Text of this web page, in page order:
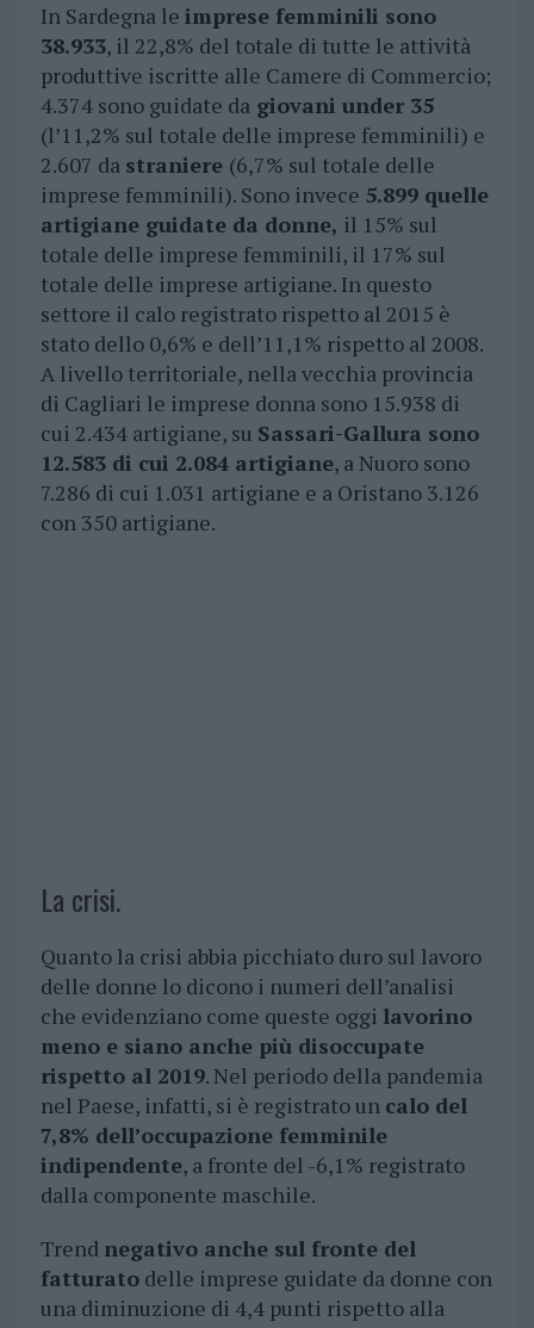
In Sardegna le imprese femminili sono
38.933, il 22,8% del totale di tutte le attività
produttive iscritte alle Camere di Commercio;
4.374 sono guidate dagiovani under 35
(l’11,2% sul totale delle imprese femminili) e
2.607 da straniere (6,7% sul totale delle
imprese femminili). Sono invece 5.899 quelle
artigiane guidate da donne, il 15% sul
totale delle imprese femminili, il 17% sul
totale delle imprese artigiane. In questo
settore il calo registrato rispetto al 2015 è
stato dello 0,6% e dell’11,1% rispetto al 2008.
A livello territoriale, nella vecchia provincia
di Cagliari le imprese donna sono 15.938 di
cui 2.434 artigiane, su Sassari-Gallura sono
12.583 di cui 2.084 artigiane, a Nuoro sono
7.286 di cui 1.031 artigiane e a Oristano 3.126
con 350 artigiane.
La crisi.
Quanto la crisi abbia picchiato duro sul lavoro
delle donne lo dicono i numeri dell’analisi
che evidenziano come queste oggi lavorino
meno e siano anche più disoccupate
rispetto al 2019. Nel periodo della pandemia
nel Paese, infatti, si è registrato un calo del
7,8% dell’occupazione femminile
indipendente, a fronte del -6,1% registrato
dalla componente maschile.
Trend negativo anche sul fronte del
fatturatodelle imprese guidate da donne con
una diminuzione di 4,4 punti rispetto alla